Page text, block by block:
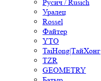
Русич / Rusich
Уралец
Rossel
Файтер
YTO
TaiHong|ТайХонг
TZR
GEOMETRY